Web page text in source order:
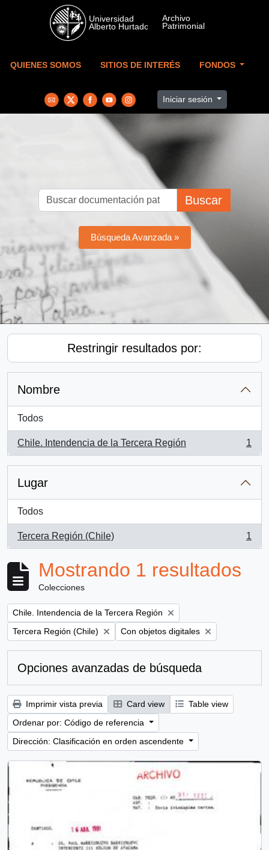
Skip to main content
QUIENES SOMOS SITIOS DE INTERÉS FONDOS
Iniciar sesión
Buscar
Búsqueda Avanzada »
Restringir resultados por:
Nombre
Todos
Chile. Intendencia de la Tercera Región
, 1 resultados
1
Lugar
Todos
Tercera Región (Chile)
, 1 resultados
1
Mostrando 1 resultados
Colecciones
Remove filter:
Chile. Intendencia de la Tercera Región
Remove filter:
Tercera Región (Chile) Remove filter:
Con objetos digitales
Opciones avanzadas de búsqueda
Imprimir vista previa Card view
Table view
Ordenar por: Código de referencia
Dirección: Clasificación en orden ascendente